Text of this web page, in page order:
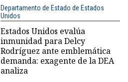
Departamento de Estado de Estados
Unidos
Estados Unidos evalúa
inmunidad para Delcy
Rodríguez ante emblemática
demanda: exagente de la DEA
analiza